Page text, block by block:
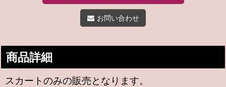
お問い合わせ
商品詳細
スカートのみの販売となります。